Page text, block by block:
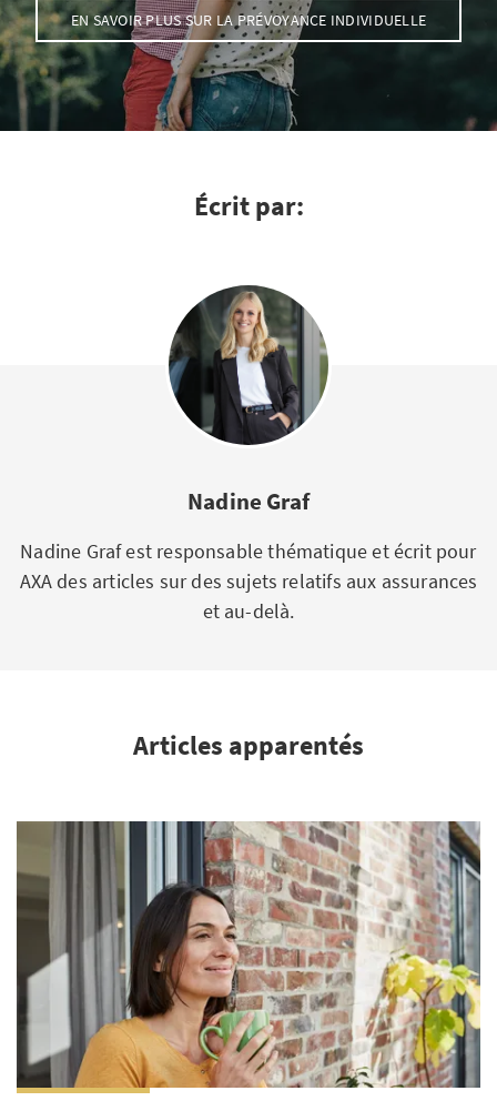
EN SAVOIR PLUS SUR LA PRÉVOYANCE INDIVIDUELLE
Écrit par:
Nadine Graf
Nadine Graf est responsable thématique et écrit pour
AXA des articles sur des sujets relatifs aux assurances
et au-delà.
Articles apparentés